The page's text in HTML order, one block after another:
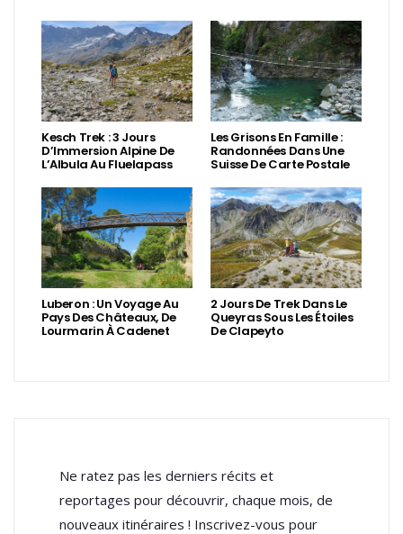
Kesch Trek : 3 Jours
D’Immersion Alpine De
L’Albula Au Fluelapass
Les Grisons En Famille :
Randonnées Dans Une
Suisse De Carte Postale
Luberon : Un Voyage Au
Pays Des Châteaux, De
Lourmarin À Cadenet
2 Jours De Trek Dans Le
Queyras Sous Les Étoiles
De Clapeyto
Ne ratez pas les derniers récits et
reportages pour découvrir, chaque mois, de
nouveaux itinéraires ! Inscrivez-vous pour